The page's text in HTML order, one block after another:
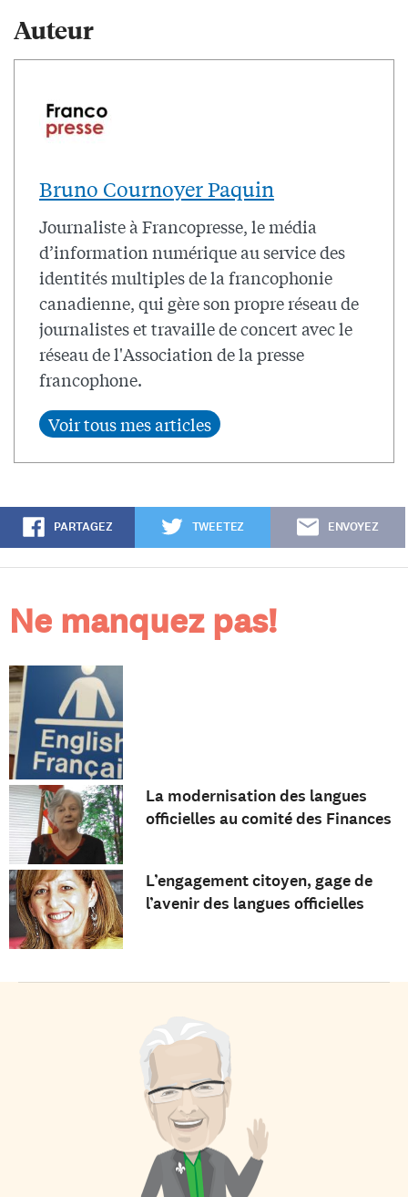
Auteur
Bruno Cournoyer Paquin
Journaliste à Francopresse, le média
d’information numérique au service des
identités multiples de la francophonie
canadienne, qui gère son propre réseau de
journalistes et travaille de concert avec le
réseau de l'Association de la presse
francophone.
PARTAGEZ TWEETEZ ENVOYEZ
Ne manquez pas!
La modernisation des langues
officielles au comité des Finances
L’engagement citoyen, gage de
l’avenir des langues officielles